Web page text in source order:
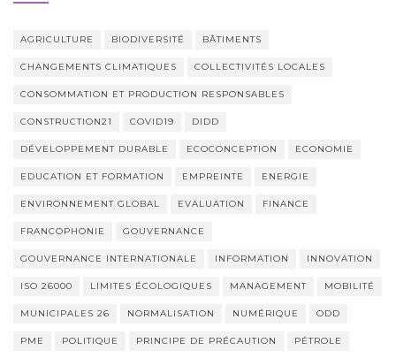
AGRICULTURE BIODIVERSITÉ BÂTIMENTS
CHANGEMENTS CLIMATIQUES COLLECTIVITÉS LOCALES
CONSOMMATION ET PRODUCTION RESPONSABLES
CONSTRUCTION21 COVID19 DIDD
DÉVELOPPEMENT DURABLE ECOCONCEPTION ECONOMIE
EDUCATION ET FORMATION EMPREINTE ENERGIE
ENVIRONNEMENT GLOBAL EVALUATION FINANCE
FRANCOPHONIE GOUVERNANCE
GOUVERNANCE INTERNATIONALE INFORMATION INNOVATION
ISO 26000 LIMITES ÉCOLOGIQUES MANAGEMENT MOBILITÉ
MUNICIPALES 26 NORMALISATION NUMÉRIQUE ODD
PME POLITIQUE PRINCIPE DE PRÉCAUTION PÉTROLE